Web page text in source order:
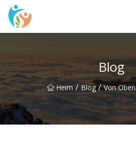
Blog
Heim / Blog / Von